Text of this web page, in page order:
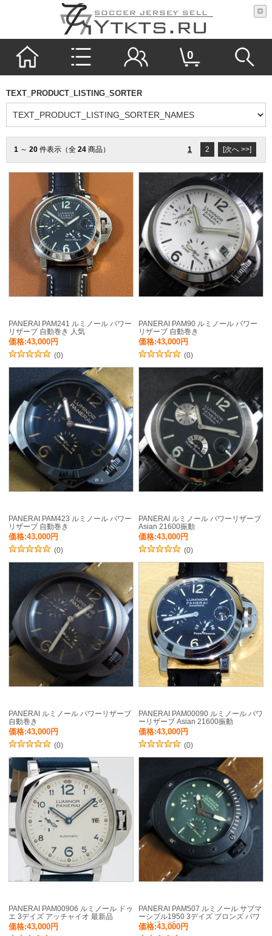
0
TEXT_PRODUCT_LISTING_SORTER
1 ～ 20 件表示（全 24 商品） 1 2 [次へ >>]
PANERAI PAM241 ルミノール パワー
リザーブ 自動巻き 人気
価格:43,000円
(0)
PANERAI PAM90 ルミノール パワー
リザーブ 自動巻き
価格:43,000円
(0)
PANERAI PAM423 ルミノール パワー
リザーブ 自動巻き
価格:43,000円
(0)
PANERAI ルミノール パワーリザーブ
Asian 21600振動
価格:43,000円
(0)
PANERAI ルミノール パワーリザーブ
自動巻き
価格:43,000円
(0)
PANERAI PAM00090 ルミノール パワ
ーリザーブ Asian 21600振動
価格:43,000円
(0)
PANERAI PAM00906 ルミノール ドゥ
エ 3デイズ アッチャイオ 最新品
価格:43,000円
PANERAI PAM507 ルミノール サブマ
ーシブル1950 3デイズ ブロンズ パワ
ーリザーブ
価格:43,000円